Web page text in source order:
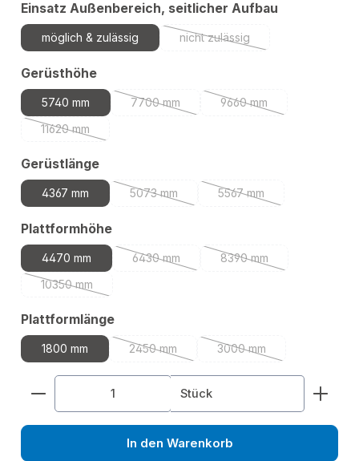
Einsatz Außenbereich, seitlicher Aufbau
möglich & zulässig nicht zulässig
(Diese Option ist zurzeit nicht
Gerüsthöheauswählen
5740 mm 7700 mm
(Diese Option ist zurzeit nicht verfügbar.)
9660 mm
(Diese Option ist
11620 mm
(Diese Option ist zurzeit nicht verfügbar.)
Gerüstlängeauswählen
4367 mm 5073 mm
(Diese Option ist zurzeit nicht verfügbar.)
5567 mm
(Diese Option ist
Plattformhöheauswählen
4470 mm 6430 mm
(Diese Option ist zurzeit nicht verfügbar.)
8390 mm
(Diese Option ist
10350 mm
(Diese Option ist zurzeit nicht verfügbar.)
Plattformlängeauswählen
1800 mm 2450 mm
(Diese Option ist zurzeit nicht verfügbar.)
3000 mm
(Diese Option ist
Produkt Anzahl: Gib den gewünschten Wert
Stück
In den Warenkorb